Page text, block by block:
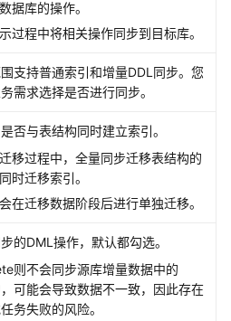
据库的操作。
过程中将相关操作同步到目标库。
支持普通索引和增量DDL同步。您
需求选择是否进行同步。
否与表结构同时建立索引。
移过程中，全量同步迁移表结构的
时迁移索引。
在迁移数据阶段后进行单独迁移。
的DML操作，默认都勾选。
则不会同步源库增量数据中的
可能会导致数据不一致，因此存在
务失败的风险。